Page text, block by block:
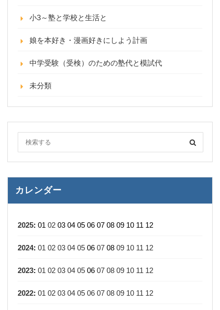
小3～塾と学校と生活と
娘を本好き・漫画好きにしよう計画
中学受験（受検）のための塾代と模試代
未分類
カレンダー
2025: 01 02 03 04 05 06 07 08 09 10 11 12
2024: 01 02 03 04 05 06 07 08 09 10 11 12
2023: 01 02 03 04 05 06 07 08 09 10 11 12
2022: 01 02 03 04 05 06 07 08 09 10 11 12